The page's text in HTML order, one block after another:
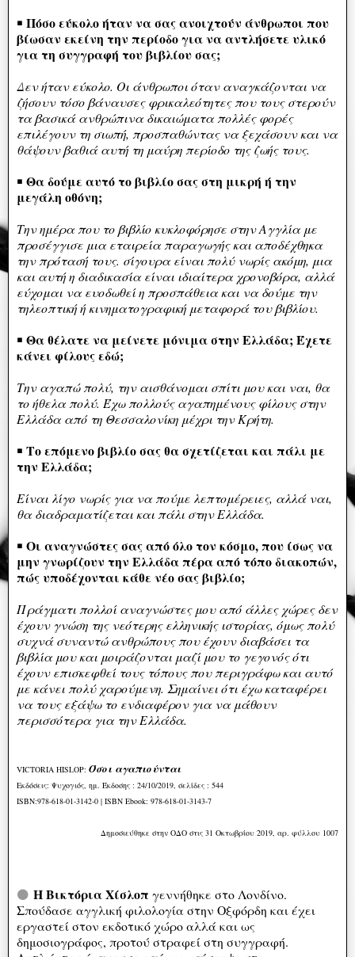
￭ Πόσο εύκολο ήταν να σας ανοιχτούν άνθρωποι που
βίωσαν εκείνη την περίοδο για να αντλήσετε υλικό
για τη συγγραφή του βιβλίου σας;
Δεν ήταν εύκολο. Οι άνθρωποι όταν αναγκάζονται να
ζήσουν τόσο βάναυσες φρικαλεότητες που τους στερούν
τα βασικά ανθρώπινα δικαιώματα πολλές φορές
επιλέγουν τη σιωπή, προσπαθώντας να ξεχάσουν και να
θάψουν βαθιά αυτή τη μαύρη περίοδο της ζωής τους.
￭ Θα δούμε αυτό το βιβλίο σας στη μικρή ή την
μεγάλη οθόνη;
Την ημέρα που το βιβλίο κυκλοφόρησε στην Αγγλία με
προσέγγισε μια εταιρεία παραγωγής και αποδέχθηκα
την πρότασή τους. σίγουρα είναι πολύ νωρίς ακόμη, μια
και αυτή η διαδικασία είναι ιδιαίτερα χρονοβόρα, αλλά
εύχομαι να ευοδωθεί η προσπάθεια και να δούμε την
τηλεοπτική ή κινηματογραφική μεταφορά του βιβλίου.
￭ Θα θέλατε να μείνετε μόνιμα στην Ελλάδα; Έχετε
κάνει φίλους εδώ;
Την αγαπώ πολύ, την αισθάνομαι σπίτι μου και ναι, θα
το ήθελα πολύ. Έχω πολλούς αγαπημένους φίλους στην
Ελλάδα από τη Θεσσαλονίκη μέχρι την Κρήτη.
￭ Το επόμενο βιβλίο σας θα σχετίζεται και πάλι με
την Ελλάδα;
Είναι λίγο νωρίς για να πούμε λεπτομέρειες, αλλά ναι,
θα διαδραματίζεται και πάλι στην Ελλάδα.
￭ Οι αναγνώστες σας από όλο τον κόσμο, που ίσως να
μην γνωρίζουν την Ελλάδα πέρα από τόπο διακοπών,
πώς υποδέχονται κάθε νέο σας βιβλίο;
Πράγματι πολλοί αναγνώστες μου από άλλες χώρες δεν
έχουν γνώση της νεότερης ελληνικής ιστορίας, όμως πολύ
συχνά συναντώ ανθρώπους που έχουν διαβάσει τα
βιβλία μου και μοιράζονται μαζί μου το γεγονός ότι
έχουν επισκεφθεί τους τόπους που περιγράφω και αυτό
με κάνει πολύ χαρούμενη. Σημαίνει ότι έχω καταφέρει
να τους εξάψω το ενδιαφέρον για να μάθουν
περισσότερα για την Ελλάδα.
VICTORIA HISLOP: Όσοι αγαπιούνται
Εκδόσεις: Ψυχογιός, ημ. Έκδοσης : 24/10/2019, σελίδες : 544
ISBN:978-618-01-3142-0 | ISBN Ebook: 978-618-01-3143-7
Δημοσιεύθηκε στην ΟΔΟ στις 31 Οκτωβρίου 2019, αρ. φύλλου 1007
⚫ H Βικτόρια Χίσλοπ γεννήθηκε στο Λονδίνο.
Σπούδασε αγγλική φιλολογία στην Οξφόρδη και έχει
εργαστεί στον εκδοτικό χώρο αλλά και ως
δημοσιογράφος, προτού στραφεί στη συγγραφή.